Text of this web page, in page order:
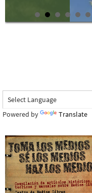
Powered by Translate